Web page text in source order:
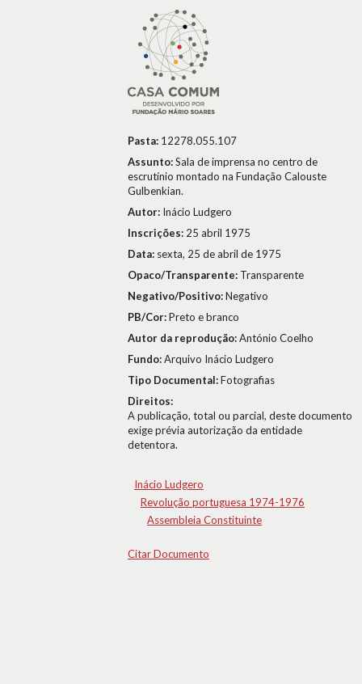
Pasta: 12278.055.107
Assunto:Sala de imprensa no centro de
escrutínio montado na Fundação Calouste
Gulbenkian.
Autor: Inácio Ludgero
Inscrições: 25 abril 1975
Data: sexta, 25 de abril de 1975
Opaco/Transparente: Transparente
Negativo/Positivo:Negativo
PB/Cor:Preto e branco
Autor da reprodução:António Coelho
Fundo:Arquivo Inácio Ludgero
Tipo Documental:Fotografias
Direitos:
A publicação, total ou parcial, deste documento
exige prévia autorização da entidade
detentora.
Inácio Ludgero
Revolução portuguesa 1974-1976
Assembleia Constituinte
Citar Documento